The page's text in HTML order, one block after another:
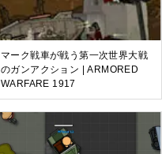
マーク戦車が戦う第一次世界大戦
のガンアクション | ARMORED
WARFARE 1917